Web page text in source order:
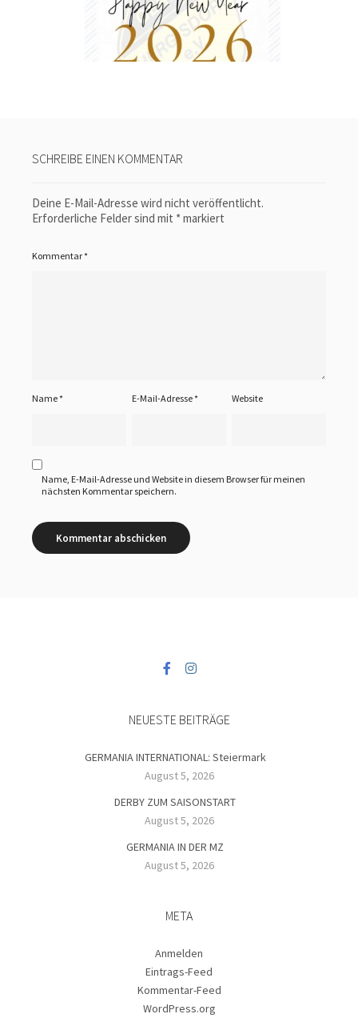
SCHREIBE EINEN KOMMENTAR
Deine E-Mail-Adresse wird nicht veröffentlicht.
Erforderliche Felder sind mit *markiert
Kommentar*
Name* E-Mail-Adresse* Website
Name, E-Mail-Adresse und Website in diesem Browser für meinen
nächsten Kommentar speichern.
NEUESTE BEITRÄGE
GERMANIA INTERNATIONAL: Steiermark
August 5, 2026
DERBY ZUM SAISONSTART
August 5, 2026
GERMANIA IN DER MZ
August 5, 2026
META
Anmelden
Eintrags-Feed
Kommentar-Feed
WordPress.org